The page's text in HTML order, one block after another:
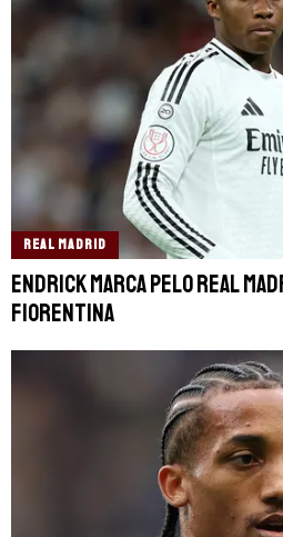
REAL MADRID
Endrick marca pelo Real
Fiorentina